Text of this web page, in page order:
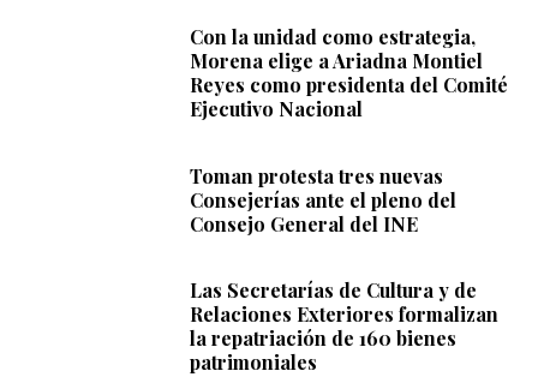
Con la unidad como estrategia,
Morena elige a Ariadna Montiel
Reyes como presidenta del Comité
Ejecutivo Nacional
Toman protesta tres nuevas
Consejerías ante el pleno del
Consejo General del INE
Las Secretarías de Cultura y de
Relaciones Exteriores formalizan
la repatriación de 160 bienes
patrimoniales